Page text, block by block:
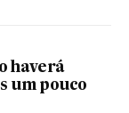
haverá
um pouco